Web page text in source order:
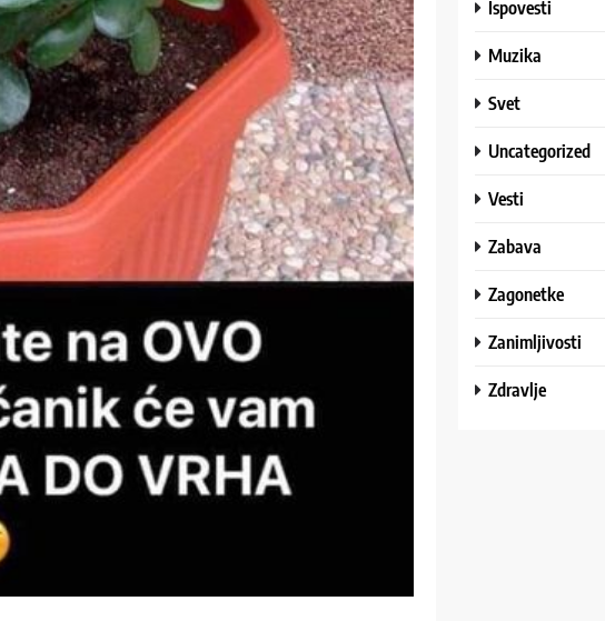
Ispovesti
Muzika
Svet
Uncategorized
Vesti
Zabava
Zagonetke
Zanimljivosti
Zdravlje